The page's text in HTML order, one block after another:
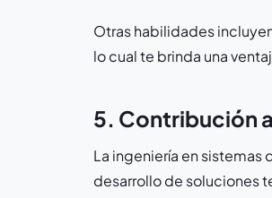
Otras habilidades
lo cual te brinda una
5. Contribución
La ingeniería en
desarrollo de soluciones